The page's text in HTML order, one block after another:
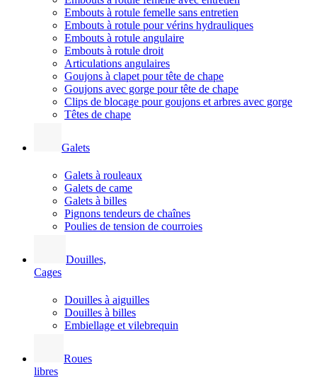
Embouts à rotule femelle sans entretien
Embouts à rotule pour vérins hydrauliques
Embouts à rotule angulaire
Embouts à rotule droit
Articulations angulaires
Goujons à clapet pour tête de chape
Goujons avec gorge pour tête de chape
Clips de blocage pour goujons et arbres avec gorge
Têtes de chape
Galets
Galets à rouleaux
Galets de came
Galets à billes
Pignons tendeurs de chaînes
Poulies de tension de courroies
Douilles,
Cages
Douilles à aiguilles
Douilles à billes
Embiellage et vilebrequin
Roues
libres